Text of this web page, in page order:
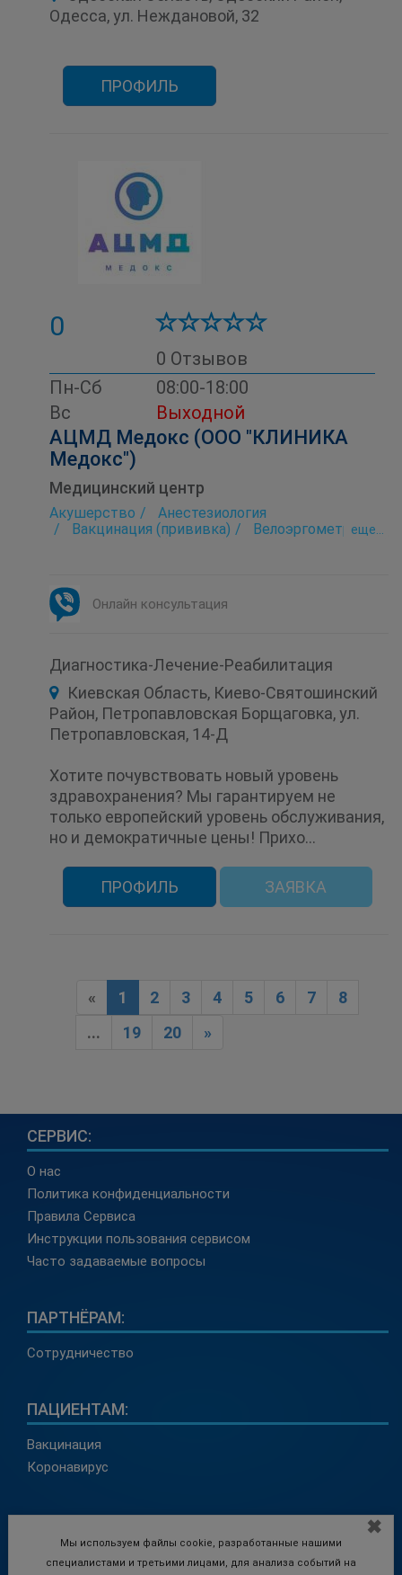
Онкология
Ортопедия
Педиатрия
Реоэнцефалография
Ультразвуковое исследование (УЗИ)
Урология
Фиброгастродуоденоскопия
Фиброгастроскопия
Одесса, ул. Неждановой, 32
ПРОФИЛЬ
0
0 Отзывов
Пн-Сб
08:00-18:00
Вс
Выходной
АЦМД Медокс (ООО "КЛИНИКА
Медокс")
Медицинский центр
Акушерство
Анестезиология
Вакцинация (прививка)
Велоэргометрия
Детская консультация
Инфектология
Кардиотокография
Неврология
Онкология
Ортопедия
Офтальмология
Педиатрия
Прессотерапия
Проктология
Психология
Ревматология
Рентгенология
Семейная медицина
Сосудистая хирургия
Спирография
Стационар
Ультразвуковая терапия
Ультразвуковое исследование (УЗИ)
Урология
Физиотерапия
Флебология
Функциональная диагностика
Хирургия
ЭКГ
Эластография
Эндокринология
Эндоскопия
eще...
Онлайн консультация
Диагностика-Лечение-Реабилитация
Киевская Область, Киево-Святошинский
Район, Петропавловская Борщаговка, ул.
Петропавловская, 14-Д
Хотите почувствовать новый уровень
здравохранения? Мы гарантируем не
только европейский уровень обслуживания,
но и демократичные цены! Прихо...
ПРОФИЛЬ ЗАЯВКА
« 1 2 3 4 5 6 7
8
...
19 20 »
СЕРВИС:
О нас
Политика конфиденциальности
Правила Сервиса
Инструкции пользования сервисом
Часто задаваемые вопросы
ПАРТНЁРАМ:
Сотрудничество
ПАЦИЕНТАМ:
Вакцинация
Коронавирус
info@medadvisor24.com
✖
Мы используем файлы cookie, разработанные нашими
специалистами и третьими лицами, для анализа событий на